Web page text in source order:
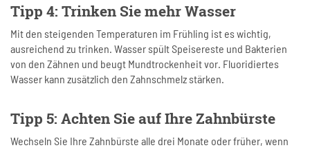
Tipp 4: Trinken Sie mehr Wasser
Mit den steigenden Temperaturen im Frühling ist es wichtig,
ausreichend zu trinken. Wasser spült Speisereste und Bakterien
von den Zähnen und beugt Mundtrockenheit vor. Fluoridiertes
Wasser kann zusätzlich den Zahnschmelz stärken.
Tipp 5: Achten Sie auf Ihre Zahnbürste
Wechseln Sie Ihre Zahnbürste alle drei Monate oder früher, wenn